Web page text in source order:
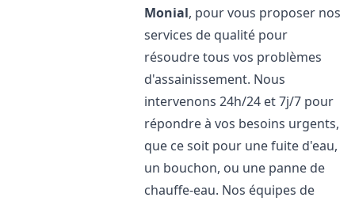
Monial, pour vous proposer nos
services de qualité pour
résoudre tous vos problèmes
d'assainissement. Nous
intervenons 24h/24 et 7j/7 pour
répondre à vos besoins urgents,
que ce soit pour une fuite d'eau,
un bouchon, ou une panne de
chauffe-eau. Nos équipes de